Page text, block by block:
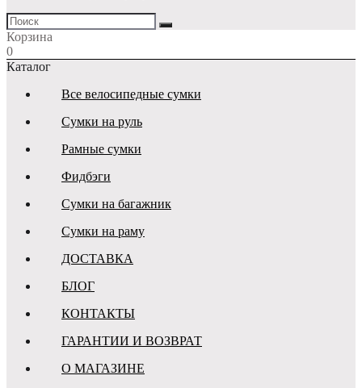
Корзина
0
Каталог
Все велосипедные сумки
Сумки на руль
Рамные сумки
Фидбэги
Сумки на багажник
Сумки на раму
ДОСТАВКА
БЛОГ
КОНТАКТЫ
ГАРАНТИИ И ВОЗВРАТ
О МАГАЗИНЕ